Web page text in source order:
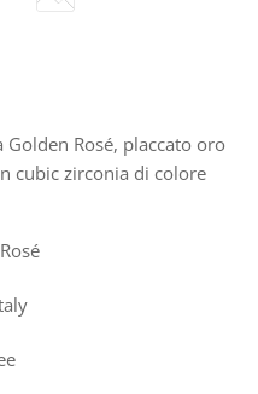
Rosé, placcato oro
cubic zirconia di colore